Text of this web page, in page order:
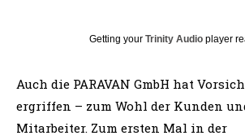
Getting your Trinity Audio player
Auch die PARAVAN GmbH hat
ergriffen – zum Wohl der Kunden
Mitarbeiter. Zum ersten Mal in der